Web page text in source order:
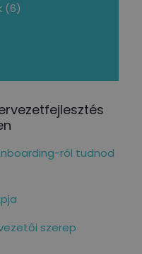
(6)
ról tudnod
szerep